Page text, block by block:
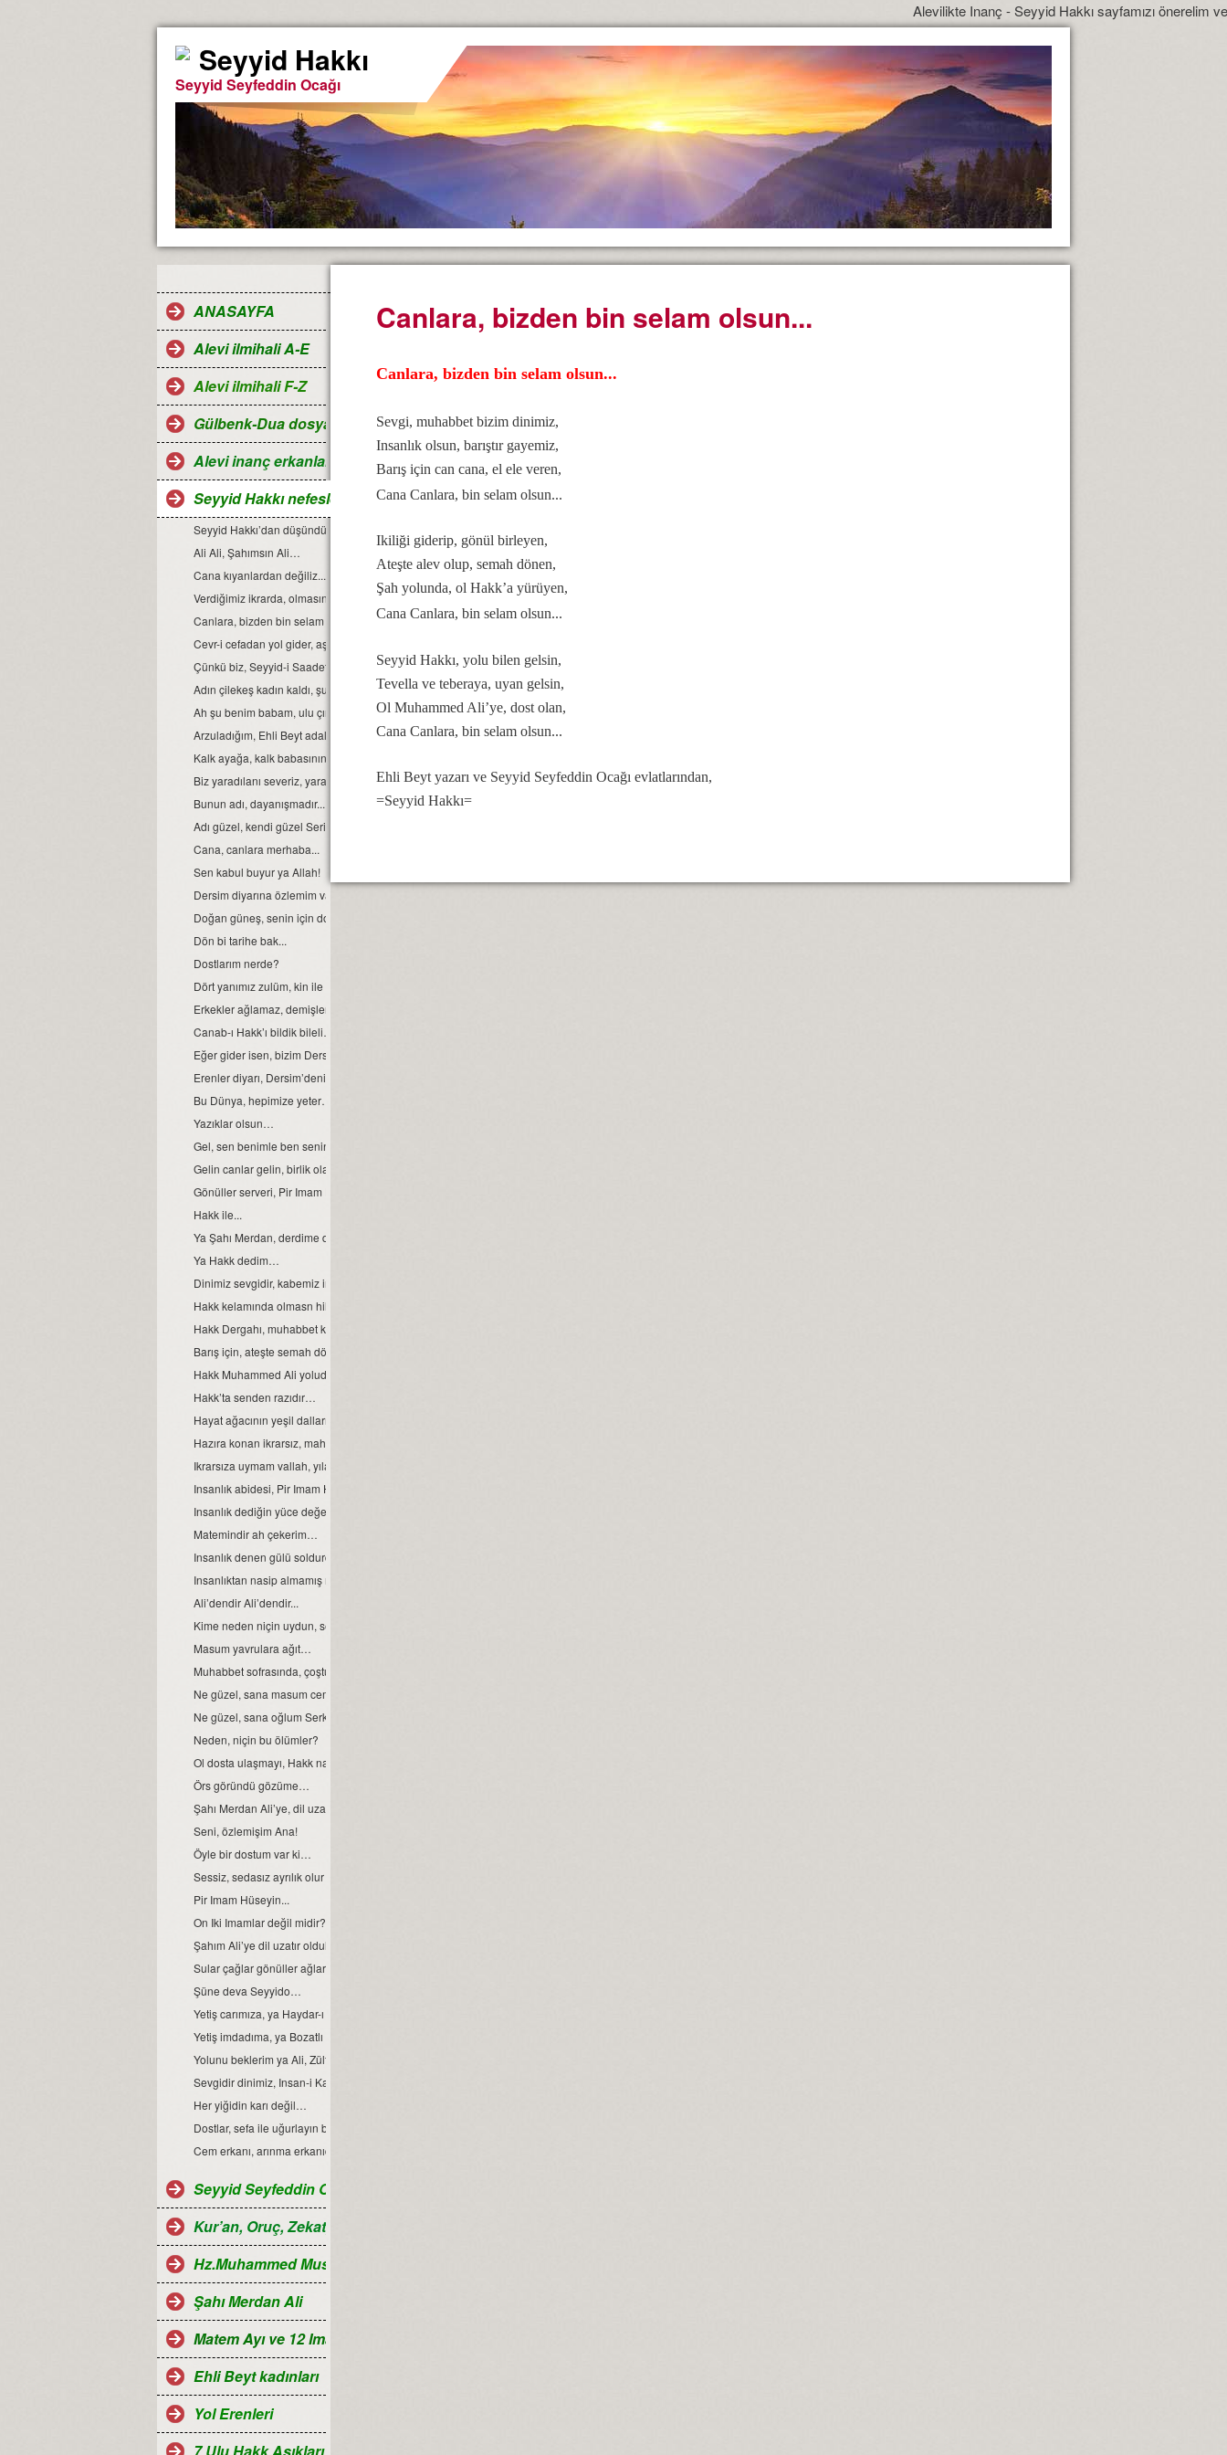
Alevilikte Inanç - Seyyid Hakkı sayfamızı önerelim ve
Seyyid Hakkı
Seyyid Seyfeddin Ocağı
ANASAYFA
Alevi ilmihali A-E
Alevi ilmihali F-Z
Gülbenk-Dua dosyası
Alevi inanç erkanları
Seyyid Hakkı nefesleri
Seyyid Hakkı’dan düşündürücü, öğretici ve özlü sözler…
Ali Ali, Şahımsın Ali…
Cana kıyanlardan değiliz...
Verdiğimiz ikrarda, olmasın hile ile cefa…
Canlara, bizden bin selam olsun...
Cevr-i cefadan yol gider, aşk kapısına...
Çünkü biz, Seyyid-i Saadet Evlad-ı Resulüz…
Adın çilekeş kadın kaldı, şu cihan-ı alemde...
Ah şu benim babam, ulu çınarım...
Arzuladığım, Ehli Beyt adaleti gelsin...
Kalk ayağa, kalk babasının yiğit aslanı...
Biz yaradılanı severiz, yaradandan ötürü…
Bunun adı, dayanışmadır...
Adı güzel, kendi güzel Serina’m benim…
Cana, canlara merhaba...
Sen kabul buyur ya Allah!
Dersim diyarına özlemim var...
Doğan güneş, senin için doğsun...
Dön bi tarihe bak...
Dostlarım nerde?
Dört yanımız zulüm, kin ile kann!
Erkekler ağlamaz, demişlerdi...
Canab-ı Hakk’ı bildik bileli…
Eğer gider isen, bizim Dersim’e...
Erenler diyarı, Dersim’deniz gardaş...
Bu Dünya, hepimize yeter…
Yazıklar olsun…
Gel, sen benimle ben seninle...
Gelin canlar gelin, birlik olalım...
Gönüller serveri, Pir Imam Hüseyin...
Hakk ile...
Ya Şahı Merdan, derdime derman…
Ya Hakk dedim…
Dinimiz sevgidir, kabemiz insan…
Hakk kelamında olmasn hile ile çile…
Hakk Dergahı, muhabbet kapımızdır…
Barış için, ateşte semah dönen yürek bizde...
Hakk Muhammed Ali yoludur, benim yolum...
Hakk’ta senden razıdır…
Hayat ağacının yeşil dallarıdır, gençlik...
Hazıra konan ikrarsız, mahlukat...
Ikrarsıza uymam vallah, yılandan da yılan..
Insanlık abidesi, Pir Imam Hüseyin!
Insanlık dediğin yüce değerdir…
Matemindir ah çekerim…
Insanlık denen gülü soldurdular...
Insanlıktan nasip almamış mahlukat…
Ali’dendir Ali’dendir...
Kime neden niçin uydun, sen de bilmezsin...
Masum yavrulara ağıt…
Muhabbet sofrasında, çoştu deli gönlüm...
Ne güzel, sana masum cemo demek...
Ne güzel, sana oğlum Serkan demek...
Neden, niçin bu ölümler?
Ol dosta ulaşmayı, Hakk nasip eyleye...
Örs göründü gözüme…
Şahı Merdan Ali’ye, dil uzatır oldular…
Seni, özlemişim Ana!
Öyle bir dostum var ki…
Sessiz, sedasız ayrılık olur mu?
Pir Imam Hüseyin...
On Iki Imamlar değil midir?
Şahım Ali’ye dil uzatır oldular...
Sular çağlar gönüller ağlar senin için, ya Hüseyin...
Şüne deva Seyyido…
Yetiş carımıza, ya Haydar-ı Kerrar…
Yetiş imdadıma, ya Bozatlı Hızır!
Yolunu beklerim ya Ali, Zülfikarınla gel…
Sevgidir dinimiz, Insan-i Kamil kıblemiz…
Her yiğidin karı değil…
Dostlar, sefa ile uğurlayın bizi…
Cem erkanı, arınma erkanıdır…
Seyyid Seyfeddin Ocağı...
Kur’an, Oruç, Zekat, Hac ve Ramazan ayı
Hz.Muhammed Mustafa
Şahı Merdan Ali
Matem Ayı ve 12 Imamlar
Ehli Beyt kadınları
Yol Erenleri
Canlara, bizden bin selam olsun...
Canlara, bizden bin selam olsun...
Sevgi, muhabbet bizim dinimiz,
Insanlık olsun, barıştır gayemiz,
Barış için can cana, el ele veren,
Cana Canlara, bin selam olsun...
Ikiliği giderip, gönül birleyen,
Ateşte alev olup, semah dönen,
Şah yolunda, ol Hakk’a yürüyen,
Cana Canlara, bin selam olsun...
Seyyid Hakkı, yolu bilen gelsin,
Tevella ve teberaya, uyan gelsin,
Ol Muhammed Ali’ye, dost olan,
Cana Canlara, bin selam olsun...
Ehli Beyt yazarı ve Seyyid Seyfeddin Ocağı evlatlarından,
=Seyyid Hakkı=